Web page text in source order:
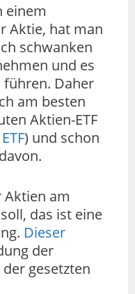
einem
Aktie, hat man
schwanken
und es
führen. Daher
am besten
Aktien-ETF
) und schon
Aktien am
das ist eine
Dieser
der
gesetzten